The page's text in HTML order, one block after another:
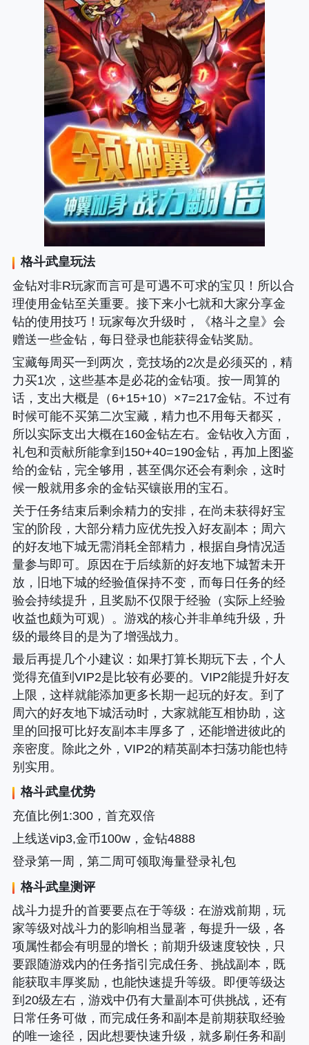
格斗武皇玩法
金钻对非R玩家而言可是可遇不可求的宝贝！所以合
理使用金钻至关重要。接下来小七就和大家分享金
钻的使用技巧！玩家每次升级时，《格斗之皇》会
赠送一些金钻，每日登录也能获得金钻奖励。
宝藏每周买一到两次，竞技场的2次是必须买的，精
力买1次，这些基本是必花的金钻项。按一周算的
话，支出大概是（6+15+10）×7=217金钻。不过有
时候可能不买第二次宝藏，精力也不用每天都买，
所以实际支出大概在160金钻左右。金钻收入方面，
礼包和贡献所能拿到150+40=190金钻，再加上图鉴
给的金钻，完全够用，甚至偶尔还会有剩余，这时
候一般就用多余的金钻买镶嵌用的宝石。
关于任务结束后剩余精力的安排，在尚未获得好宝
宝的阶段，大部分精力应优先投入好友副本；周六
的好友地下城无需消耗全部精力，根据自身情况适
量参与即可。原因在于后续新的好友地下城暂未开
放，旧地下城的经验值保持不变，而每日任务的经
验会持续提升，且奖励不仅限于经验（实际上经验
收益也颇为可观）。游戏的核心并非单纯升级，升
级的最终目的是为了增强战力。
最后再提几个小建议 ：如果打算长期玩下去，个人
觉得充值到VIP2是比较有必要的。VIP2能提升好友
上限，这样就能添加更多长期一起玩的好友。到了
周六的好友地下城活动时，大家就能互相协助，这
里的回报可比好友副本丰厚多了，还能增进彼此的
亲密度。除此之外，VIP2的精英副本扫荡功能也特
别实用。
格斗武皇优势
充值比例1:300，首充双倍
上线送vip3,金币100w，金钻4888
登录第一周，第二周可领取海量登录礼包
格斗武皇测评
战斗力提升的首要要点在于等级 ：在游戏前期，玩
家等级对战斗力的影响相当显著，每提升一级，各
项属性都会有明显的增长；前期升级速度较快，只
要跟随游戏内的任务指引完成任务、挑战副本，既
能获取丰厚奖励，也能快速提升等级。即便等级达
到20级左右，游戏中仍有大量副本可供挑战，还有
日常任务可做，而完成任务和副本是前期获取经验
的唯一途径，因此想要快速升级，就多刷任务和副